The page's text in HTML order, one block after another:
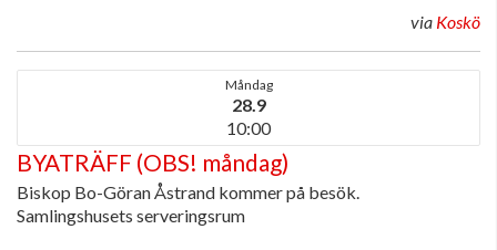
via Koskö
Måndag
28.9
10:00
BYATRÄFF (OBS! måndag)
Biskop Bo-Göran Åstrand kommer på besök.
Samlingshusets serveringsrum